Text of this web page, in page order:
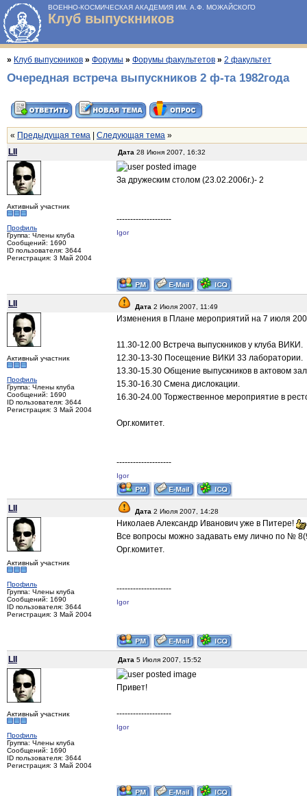
ВОЕННО-КОСМИЧЕСКАЯ АКАДЕМИЯ ИМ. А.Ф. МОЖАЙСКОГО
Клуб выпускников
» Клуб выпускников » Форумы » Форумы факультетов » 2 факультет
Очередная встреча выпускников 2 ф-та 1982года
« Предыдущая тема Следующая тема »
LII
Дата 28 Июня 2007, 16:32
Активный участник
Профиль
Группа: Члены клуба
Сообщений: 1690
ID пользователя: 3644
Регистрация: 3 Май 2004
За дружеским столом (23.02.2006г.)- 2
--------------------
Igor
LII Дата 2 Июля 2007, 11:49
Активный участник
Профиль
Группа: Члены клуба
Сообщений: 1690
ID пользователя: 3644
Регистрация: 3 Май 2004
Изменения в Плане мероприятий на 7 июля
11.30-12.00 Встреча выпускников у клуба ВИКИ.
12.30-13-30 Посещение ВИКИ 33 лаборатории.
13.30-15.30 Общение выпускников в актовом
15.30-16.30 Смена дислокации.
16.30-24.00 Торжественное мероприятие в
Орг.комитет.
--------------------
Igor
LII Дата 2 Июля 2007, 14:28
Активный участник
Профиль
Группа: Члены клуба
Сообщений: 1690
ID пользователя: 3644
Регистрация: 3 Май 2004
Николаев Александр Иванович уже в Питере!
Все вопросы можно задавать ему лично по №
Орг.комитет.
--------------------
Igor
LII Дата 5 Июля 2007, 15:52
Активный участник
Профиль
Группа: Члены клуба
Сообщений: 1690
ID пользователя: 3644
Регистрация: 3 Май 2004
Привет!
--------------------
Igor